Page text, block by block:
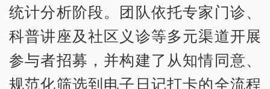
统计分析阶段。团队依托专家门诊、
科普讲座及社区义诊等多元渠道开展
参与者招募，并构建了从知情同意、
规范化筛选到电子日记打卡的全流程